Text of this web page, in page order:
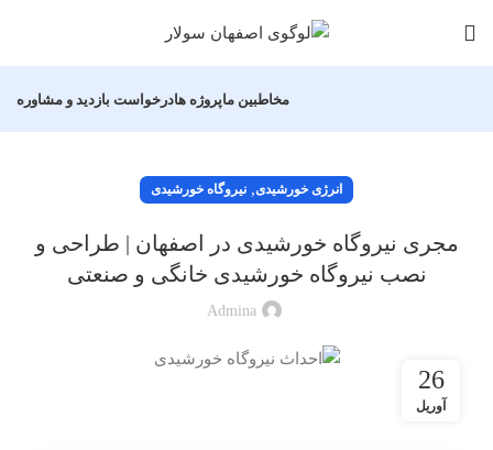
مخاطبین ماپروژه هادرخواست بازدید و مشاوره
انرژی خورشیدی, نیروگاه خورشیدی
مجری نیروگاه خورشیدی در اصفهان | طراحی و
نصب نیروگاه خورشیدی خانگی و صنعتی
Admina
26
آوریل